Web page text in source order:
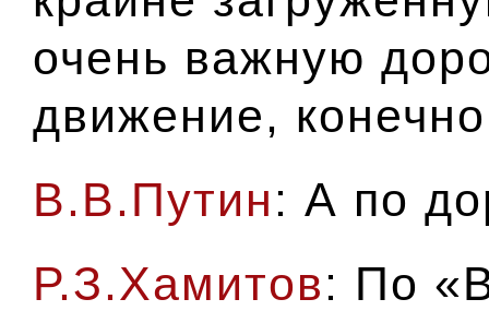
очень важную
движение,
В.В.Путин: А по
Р.З.Хамитов: По